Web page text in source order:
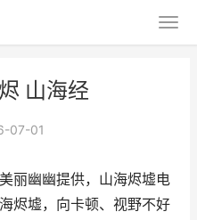
山海经
07-01
丽幽幽提供，山海烬墟电
烬墟，向卡顿、视野不好